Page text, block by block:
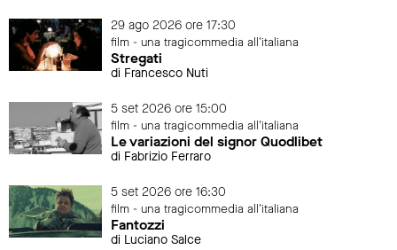
29 ago 2026 ore 17:30
film - una tragicommedia all'italiana
Stregati
di Francesco Nuti
5 set 2026 ore 15:00
film - una tragicommedia all'italiana
Le variazioni del signor Quodlibet
di Fabrizio Ferraro
5 set 2026 ore 16:30
film - una tragicommedia all'italiana
Fantozzi
di Luciano Salce